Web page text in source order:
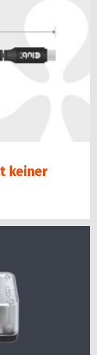
keiner